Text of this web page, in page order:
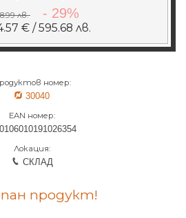
лв. - 29%
€ / 595.68 лв.
номер:
30040
EAN номер:
0106010191026354
Локация:
СКЛАД
продукт!